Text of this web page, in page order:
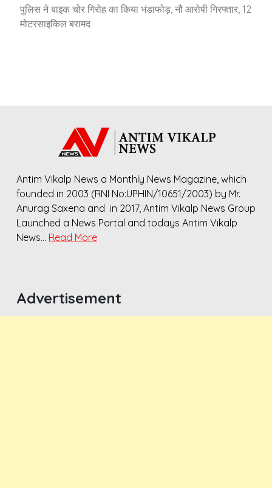
पुलिस ने बाइक चोर गिरोह का किया भंडाफोड़, नौ आरोपी गिरफ्तार, 12
मोटरसाइकिल बरामद
Antim Vikalp News a Monthly News Magazine, which
founded in 2003 (RNI No:UPHIN/10651/2003) by Mr.
Anurag Saxena and in 2017, Antim Vikalp News Group
Launched a News Portal and todays Antim Vikalp
News… Read More
Advertisement